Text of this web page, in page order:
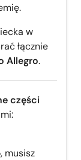
w
łącznie
Allegro.
części
musisz